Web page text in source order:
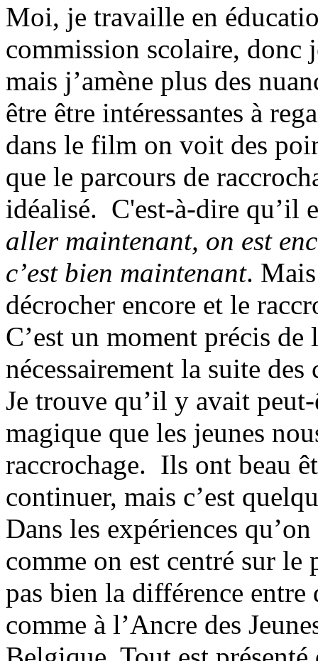
Moi, je travaille en
commission scolaire, donc
mais j’amène plus des
être être intéressantes à
dans le film on voit des
que le parcours de
idéalisé. C'est-à-dire qu’il
aller maintenant, on est
c’est bien maintenant.
décrocher encore et le
C’est un moment précis
nécessairement la suite des
Je trouve qu’il y avait
magique que les jeunes
raccrochage. Ils ont beau
continuer, mais c’est
Dans les expériences
comme on est centré sur le
pas bien la différence
comme à l’Ancre des